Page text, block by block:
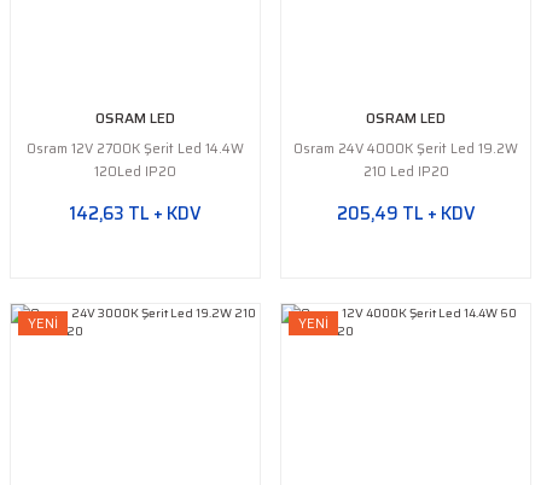
OSRAM LED
Osram 12V 2700K Şerit Led 14.4W
120Led IP20
142,63 TL + KDV
OSRAM LED
Osram 24V 4000K Şerit Led 19.2W
210 Led IP20
205,49 TL + KDV
YENİ YENİ